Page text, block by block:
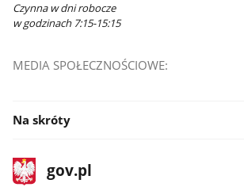
Czynna w dni robocze
w godzinach 7:15-15:15
MEDIA SPOŁECZNOŚCIOWE:
Na skróty
stopka
gov.plStrona
gov.pl